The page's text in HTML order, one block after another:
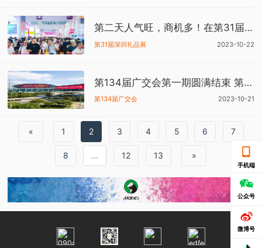
第二天人气旺，商机多！在第31届深圳礼品展谈生意，看趋势，会天下朋友！
第31届深圳礼品展 2023-10-22
第134届广交会第一期圆满结束 第二期将于10月23日开展
第134届广交会 2023-10-21
« 1 2 3 4 5 6 7
8 ... 12 13 »
手机端
公众号
微博号